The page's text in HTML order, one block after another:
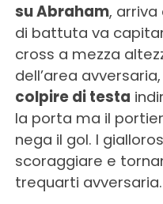
su Abraham, arriva
di battuta va
cross a mezza
dell’area
colpire di testa
la porta ma il
nega il gol. I
scoraggiare e
trequarti avversaria.